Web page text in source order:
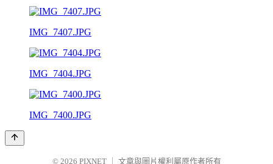
IMG_7407.JPG
IMG_7404.JPG
IMG_7400.JPG
© 2026 PIXNET 文章與圖片權利屬原作者所有